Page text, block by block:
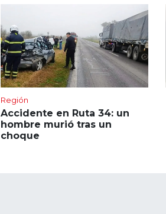
Región
Accidente en Ruta 34: un
hombre murió tras un
choque